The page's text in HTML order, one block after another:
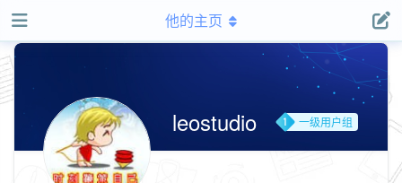
他的主页
leostudio 一级用户组